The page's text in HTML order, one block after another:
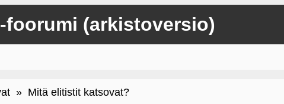
foorumi (arkistoversio)
» Mitä elitistit katsovat?